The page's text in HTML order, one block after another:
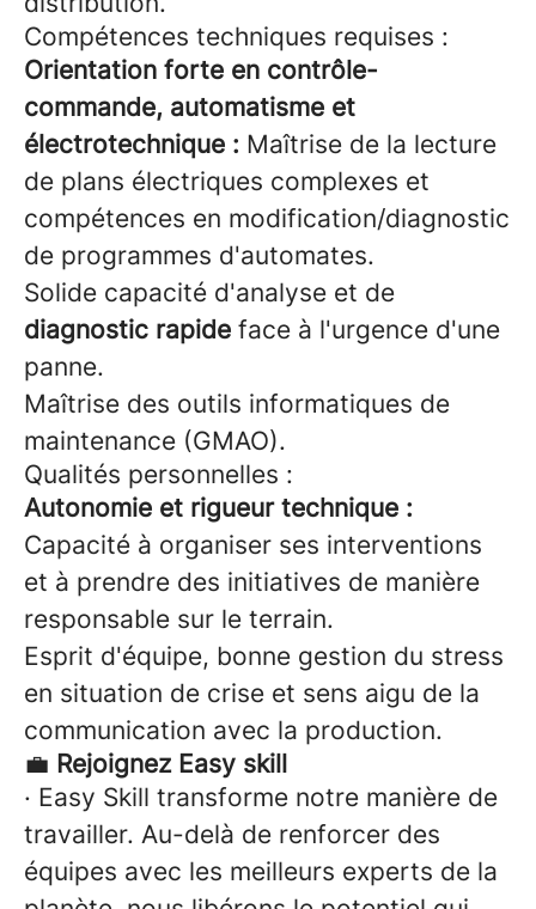
Compétences techniques requises :
Orientation forte en contrôle-
commande, automatisme et
électrotechnique : Maîtrise de la lecture
de plans électriques complexes et
compétences en modification/diagnostic
de programmes d'automates.
Solide capacité d'analyse et de
diagnostic rapide face à l'urgence d'une
panne.
Maîtrise des outils informatiques de
maintenance (GMAO).
Qualités personnelles :
Autonomie et rigueur technique :
Capacité à organiser ses interventions
et à prendre des initiatives de manière
responsable sur le terrain.
Esprit d'équipe, bonne gestion du stress
en situation de crise et sens aigu de la
communication avec la production.
💼 Rejoignez Easy skill
· Easy Skill transforme notre manière de
travailler. Au-delà de renforcer des
équipes avec les meilleurs experts de la